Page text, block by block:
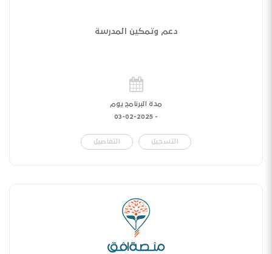
دعم وتمكين المدرسة
مدة البرنامج يوم
-
03-02-2025
التسجيل التفاصيل